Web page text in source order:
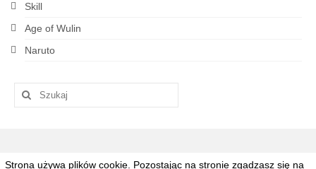
Skill
Age of Wulin
Naruto
Szuklaj
© 2026 Grajpad.pl - Najlepsze gry MMO
Strona używa plików cookie. Pozostając na stronie zgadzasz się na